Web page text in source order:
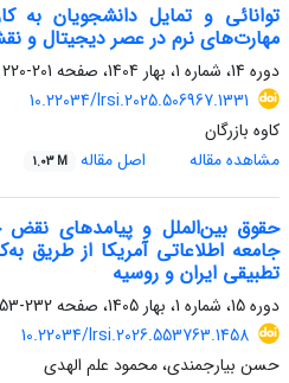
توانائی و تمایل دانشجویان به
مهارت‌های نرم در عصر دیجیتال و
دوره 14، شماره 1، بهار 1404، صفحه
201-220
10.22034/lrsi.2025.506967.1331
کاوه بازرگان
مشاهده مقاله
اصل مقاله 1.03 M
حقوق بین‌الملل و پیامدهای
جامعه اطلاعاتی آمریکا از طریق
تطبیقی ایران و روسیه
دوره 15، شماره 1، بهار 1405، صفحه
232-253
10.22034/lrsi.2026.553763.1458
حسن بیارجمندی، محمود علم الهدی